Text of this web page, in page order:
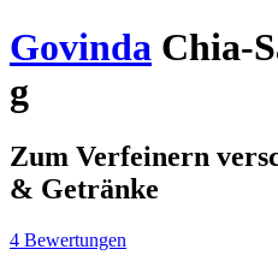
Govinda Chia-
g
Zum Verfeinern
& Getränke
4 Bewertungen